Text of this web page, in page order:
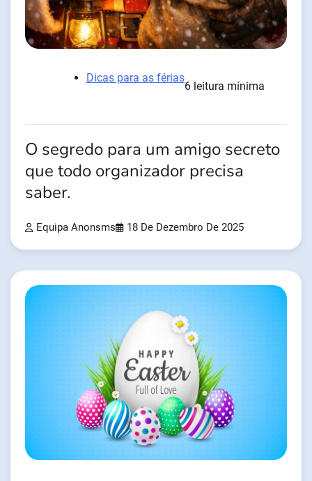
Dicas para as férias
6 leitura mínima
O segredo para um amigo secreto
que todo organizador precisa
saber.
Equipa Anonsms 18 De Dezembro De 2025